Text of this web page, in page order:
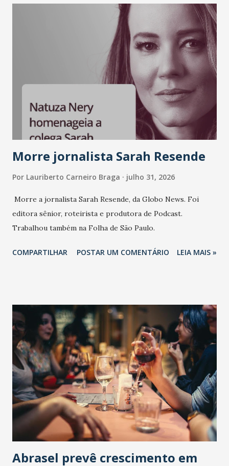
Morre jornalista Sarah Resende
Por Lauriberto Carneiro Braga julho 31, 2026
Morre a jornalista Sarah Resende, da Globo News. Foi
editora sênior, roteirista e produtora de Podcast.
Trabalhou também na Folha de São Paulo.
COMPARTILHAR POSTAR UM COMENTÁRIO LEIA MAIS »
Abrasel prevê crescimento em